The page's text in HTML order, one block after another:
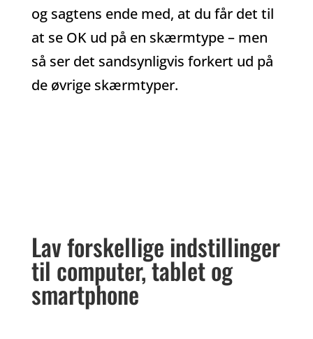
og sagtens ende med, at du får det til
at se OK ud på en skærmtype – men
så ser det sandsynligvis forkert ud på
de øvrige skærmtyper.
Lav forskellige indstillinger
til computer, tablet og
smartphone